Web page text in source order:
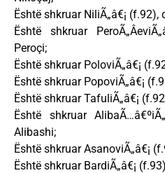
Është shkruar NiliÃ„â€¡
Është shkruar
Peroçi;
Është shkruar PoloviÃ„â€¡
Është shkruar PopoviÃ„â€¡
Është shkruar TafuliÃ„â€¡
Është shkruar
Alibashi;
Është shkruar AsanoviÃ„â€¡
Është shkruar BardiÃ„â€¡